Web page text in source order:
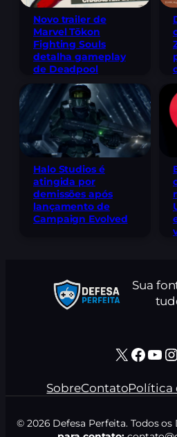
Novo trailer de
Marvel Tōkon
Fighting Souls
detalha gameplay
de Deadpool
Halo Studios é
atingida por
demissões após
lançamento de
Campaign Evolved
Sua
X Facebook Youtube Instagram
SobreContatoPolítica
© 2026 Defesa Perfeita. Todos os